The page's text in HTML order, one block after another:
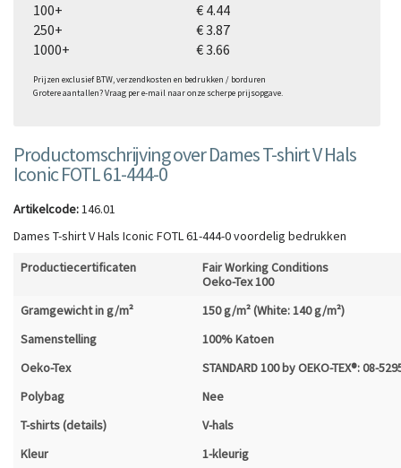
100+
€ 4.44
250+
€ 3.87
1000+
€ 3.66
Prijzen exclusief BTW, verzendkosten en bedrukken / borduren
Grotere aantallen? Vraag per e-mail naar onze scherpe prijsopgave.
Productomschrijving over Dames T-shirt V Hals
Iconic FOTL 61-444-0
Artikelcode:146.01
Dames T-shirt V Hals Iconic FOTL 61-444-0 voordelig bedrukken
Productiecertificaten
Fair Working Conditions
Oeko-Tex 100
Gramgewicht in g/m²
150 g/m² (White: 140 g/m²)
Samenstelling
100% Katoen
Oeko-Tex
STANDARD 100 by OEKO-TEX®: 08-
Polybag
Nee
T-shirts (details)
V-hals
Kleur
1-kleurig